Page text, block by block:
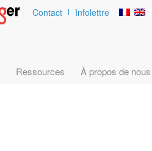
Contact Infolettre
Ressources À propos de nous